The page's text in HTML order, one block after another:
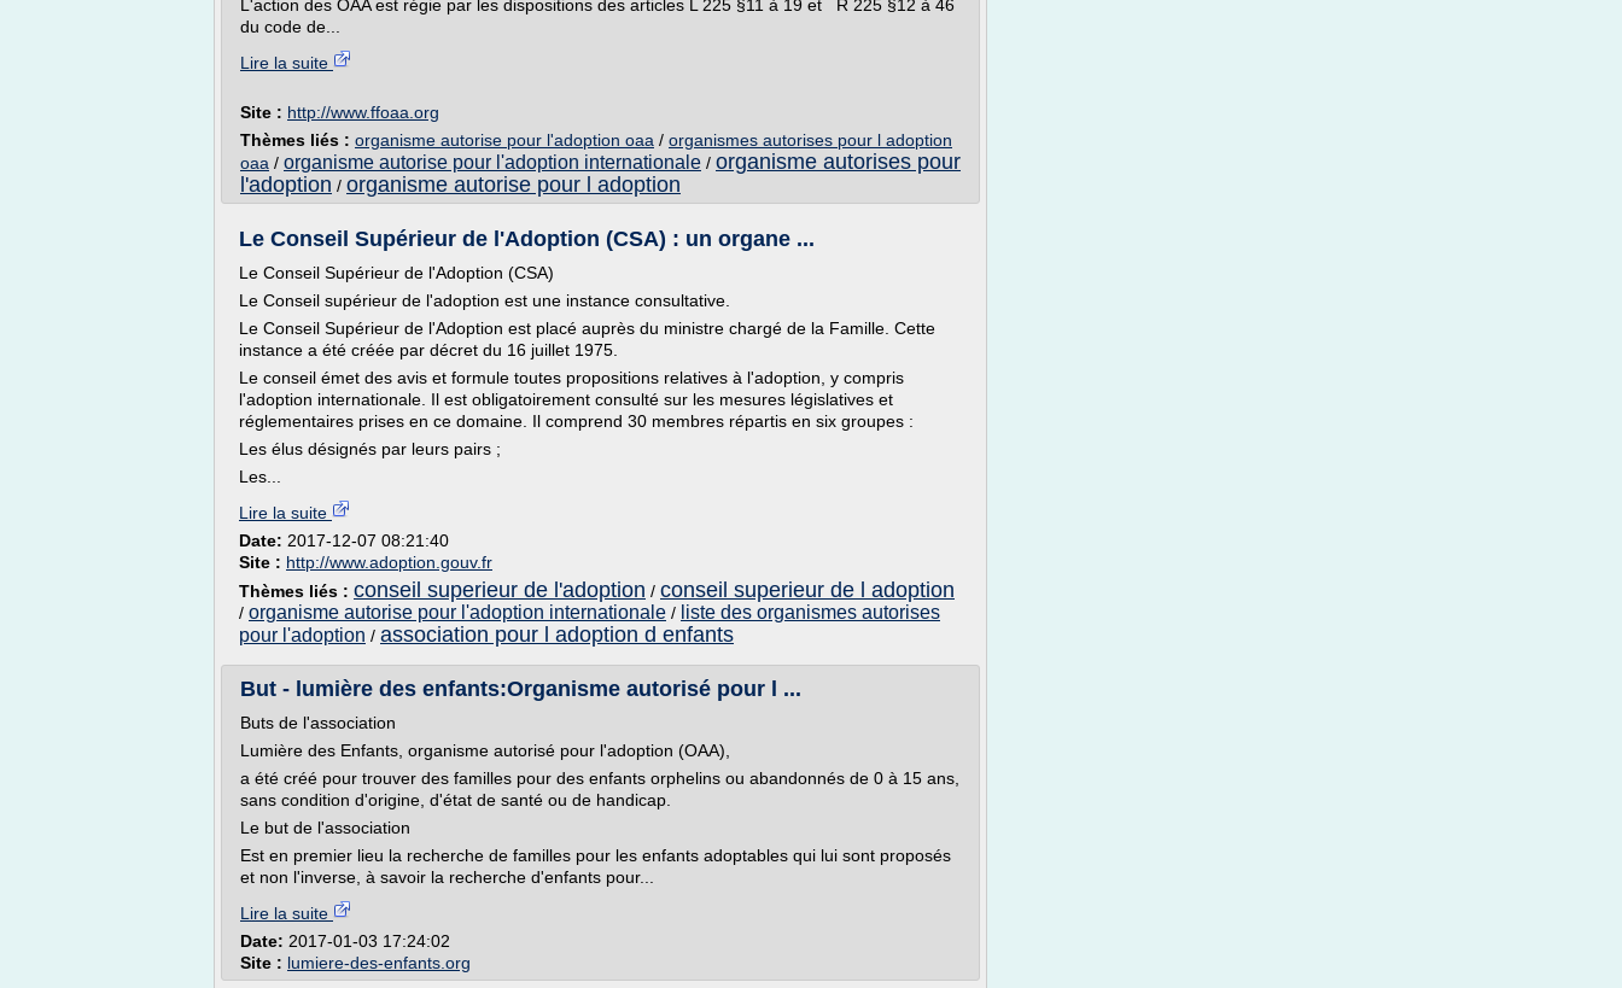
L'action des OAA est régie par les dispositions des articles L 225 §11 à 19 et R 225 §12 à 46
du code de...
Lire la suite
Site : http://www.ffoaa.org
Thèmes liés : organisme autorise pour l'adoption oaa / organismes autorises pour l adoption
oaa / organisme autorise pour l'adoption internationale / organisme autorises pour
l'adoption / organisme autorise pour l adoption
Le Conseil Supérieur de l'Adoption (CSA) : un organe ...
Le Conseil Supérieur de l'Adoption (CSA)
Le Conseil supérieur de l'adoption est une instance consultative.
Le Conseil Supérieur de l'Adoption est placé auprès du ministre chargé de la Famille. Cette
instance a été créée par décret du 16 juillet 1975.
Le conseil émet des avis et formule toutes propositions relatives à l'adoption, y compris
l'adoption internationale. Il est obligatoirement consulté sur les mesures législatives et
réglementaires prises en ce domaine. Il comprend 30 membres répartis en six groupes :
Les élus désignés par leurs pairs ;
Les...
Lire la suite
Date: 2017-12-07 08:21:40
Site : http://www.adoption.gouv.fr
Thèmes liés : conseil superieur de l'adoption / conseil superieur de l adoption
/ organisme autorise pour l'adoption internationale / liste des organismes autorises
pour l'adoption / association pour l adoption d enfants
But - lumière des enfants:Organisme autorisé pour l ...
Buts de l'association
Lumière des Enfants, organisme autorisé pour l'adoption (OAA),
a été créé pour trouver des familles pour des enfants orphelins ou abandonnés de 0 à 15 ans,
sans condition d'origine, d'état de santé ou de handicap.
Le but de l'association
Est en premier lieu la recherche de familles pour les enfants adoptables qui lui sont proposés
et non l'inverse, à savoir la recherche d'enfants pour...
Lire la suite
Date: 2017-01-03 17:24:02
Site : lumiere-des-enfants.org